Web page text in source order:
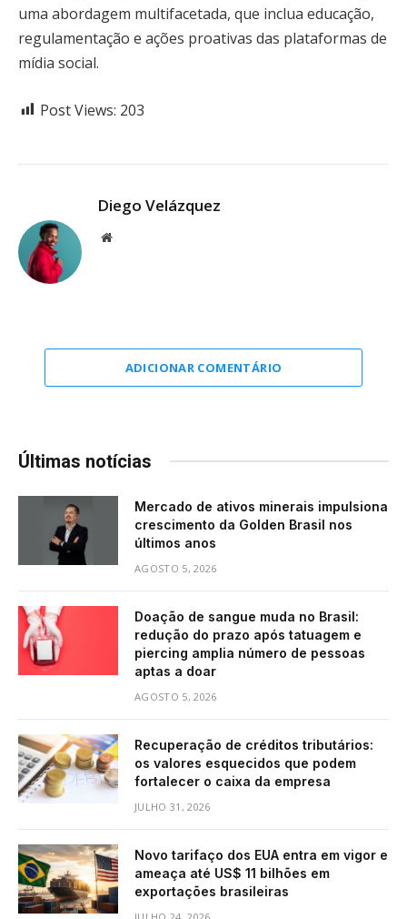
uma abordagem multifacetada, que inclua educação,
regulamentação e ações proativas das plataformas de
mídia social.
Post Views: 203
Diego Velázquez
Website
ADICIONAR COMENTÁRIO
Últimas notícias
Mercado de ativos minerais impulsiona
crescimento da Golden Brasil nos
últimos anos
AGOSTO 5, 2026
Doação de sangue muda no Brasil:
redução do prazo após tatuagem e
piercing amplia número de pessoas
aptas a doar
AGOSTO 5, 2026
Recuperação de créditos tributários:
os valores esquecidos que podem
fortalecer o caixa da empresa
JULHO 31, 2026
Novo tarifaço dos EUA entra em vigor e
ameaça até US$ 11 bilhões em
exportações brasileiras